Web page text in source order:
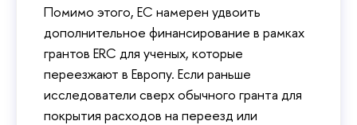
Помимо этого, ЕС намерен удвоить
дополнительное финансирование в рамках
грантов ERC для ученых, которые
переезжают в Европу. Если раньше
исследователи сверх обычного гранта для
покрытия расходов на переезд или